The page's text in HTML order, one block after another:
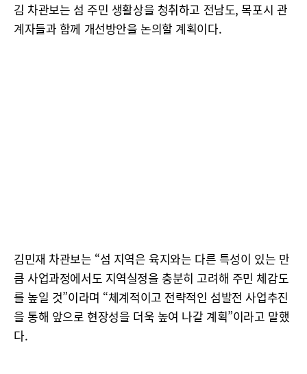
김 차관보는 섬 주민 생활상을 청취하고 전남도, 목포시 관
계자들과 함께 개선방안을 논의할 계획이다.
김민재 차관보는 “섬 지역은 육지와는 다른 특성이 있는 만
큼 사업과정에서도 지역실정을 충분히 고려해 주민 체감도
를 높일 것”이라며 “체계적이고 전략적인 섬발전 사업추진
을 통해 앞으로 현장성을 더욱 높여 나갈 계획”이라고 말했
다.